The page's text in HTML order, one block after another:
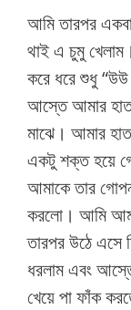
আমি তারপর
থাই এ চুমু
করে ধরে শুধু
আস্তে আমার
মাঝে। আমার হাত
একটু শক্ত হয়ে
আমাকে তার
করলো। আমি
তারপর উঠে এসে
ধরলাম এবং
খেয়ে পা ফাঁক